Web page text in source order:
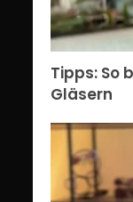
Tipps: So
Gläsern